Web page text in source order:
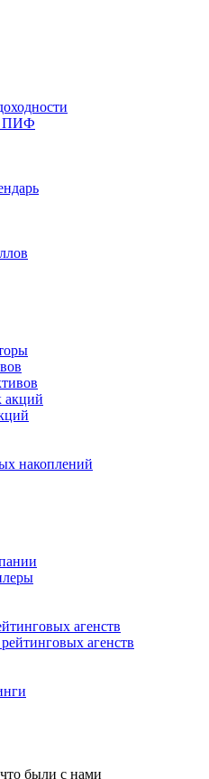
ПИФ
акций
накоплений
агенств
агенств
были с нами